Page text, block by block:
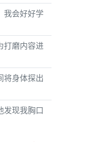
我会好好学
打磨内容进
将身体探出
发现我胸口